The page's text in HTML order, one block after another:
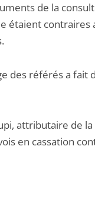
de la
étaient contraires
des référés a fait
attributaire de la
en cassation